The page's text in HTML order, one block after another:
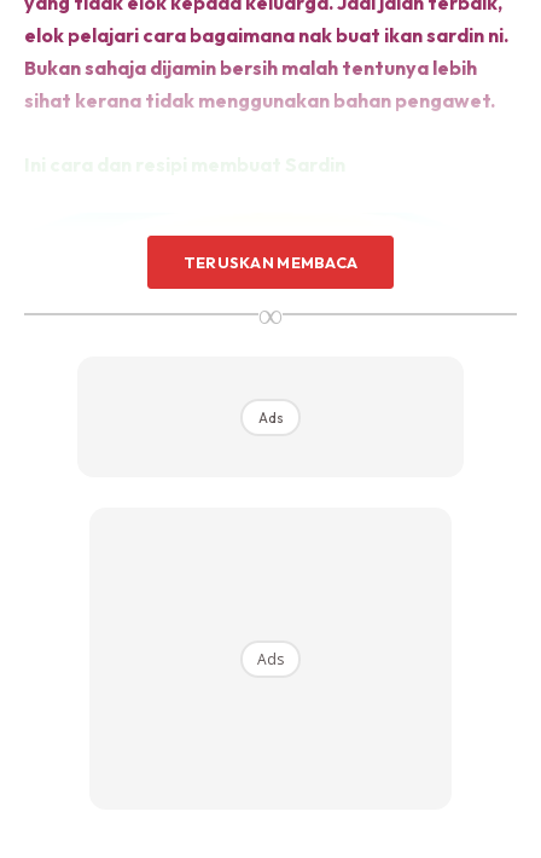
elok pelajari cara bagaimana nak buat ikan sardin ni.
Bukan sahaja dijamin bersih malah tentunya lebih
sihat kerana tidak menggunakan bahan pengawet.
TERUSKAN MEMBACA
∞
Ads
Ads